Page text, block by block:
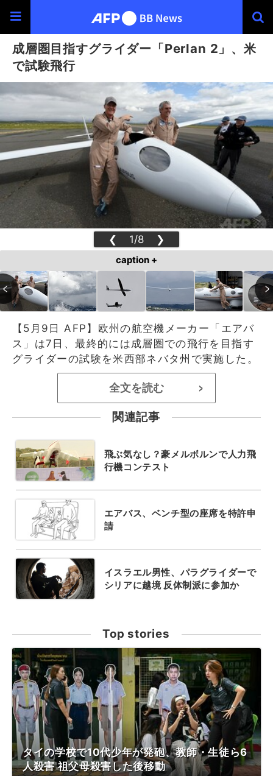
成層圏目指すグライダー「Perlan 2」、米
で試験飛行
❮ 1/8 ❯
caption +
【5月9日 AFP】欧州の航空機メーカー「エアバ
ス」は7日、最終的には成層圏での飛行を目指す
グライダーの試験を米西部ネバタ州で実施した。
全文を読む >
関連記事
飛ぶ気なし？豪メルボルンで人力飛
行機コンテスト
エアバス、ベンチ型の座席を特許申
請
イスラエル男性、パラグライダーで
シリアに越境 反体制派に参加か
Top stories
タイの学校で10代少年が発砲、教師・生徒ら6
人殺害 祖父母殺害した後移動